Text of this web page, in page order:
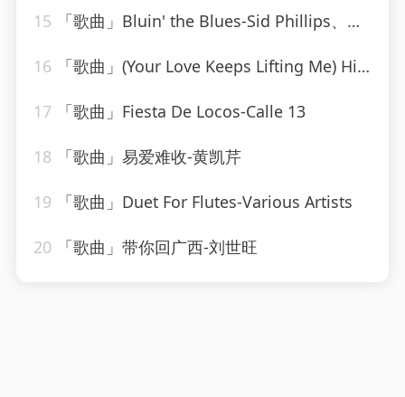
15 「歌曲」Bluin' the Blues-Sid Phillips、Geraldo Orchestra、His Band
16 「歌曲」(Your Love Keeps Lifting Me) Higher and Higher-Pop Classics
17 「歌曲」Fiesta De Locos-Calle 13
18 「歌曲」易爱难收-黄凯芹
19 「歌曲」Duet For Flutes-Various Artists
20 「歌曲」带你回广西-刘世旺